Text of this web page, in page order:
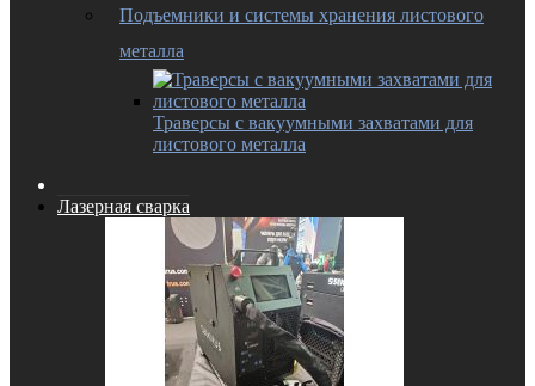
Подъемники и системы хранения листового
металла
Траверсы с вакуумными захватами для
листового металла
Лазерная сварка